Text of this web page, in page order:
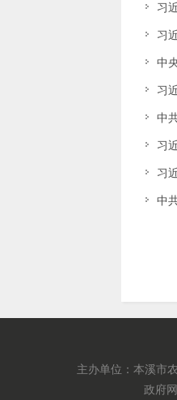
习
习
中
习
中
习
习
中
主办单位：本溪
政府